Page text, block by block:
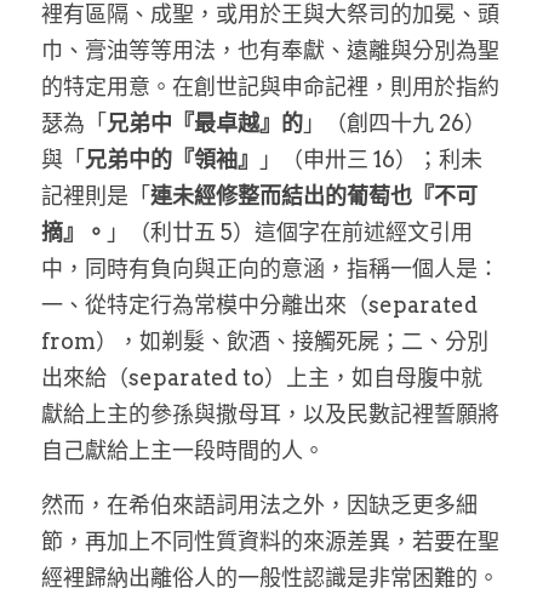
裡有區隔、成聖，或用於王與大祭司的加冕、頭
巾、膏油等等用法，也有奉獻、遠離與分別為聖
的特定用意。在創世記與申命記裡，則用於指約
瑟為「 兄弟中『最卓越』的 」（創四十九 26）
與「 兄弟中的『領袖』
」（申卅三 16）；利未
記裡則是「 連未經修整而結出的葡萄也『不可
摘』。 」（利廿五 5）這個字在前述經文引用
中，同時有負向與正向的意涵，指稱一個人是：
一、從特定行為常模中分離出來（separated
from），如剃髮、飲酒、接觸死屍；二、分別
出來給（separated to）上主，如自母腹中就
獻給上主的參孫與撒母耳，以及民數記裡誓願將
自己獻給上主一段時間的人。
然而，在希伯來語詞用法之外，因缺乏更多細
節，再加上不同性質資料的來源差異，若要在聖
經裡歸納出離俗人的一般性認識是非常困難的。